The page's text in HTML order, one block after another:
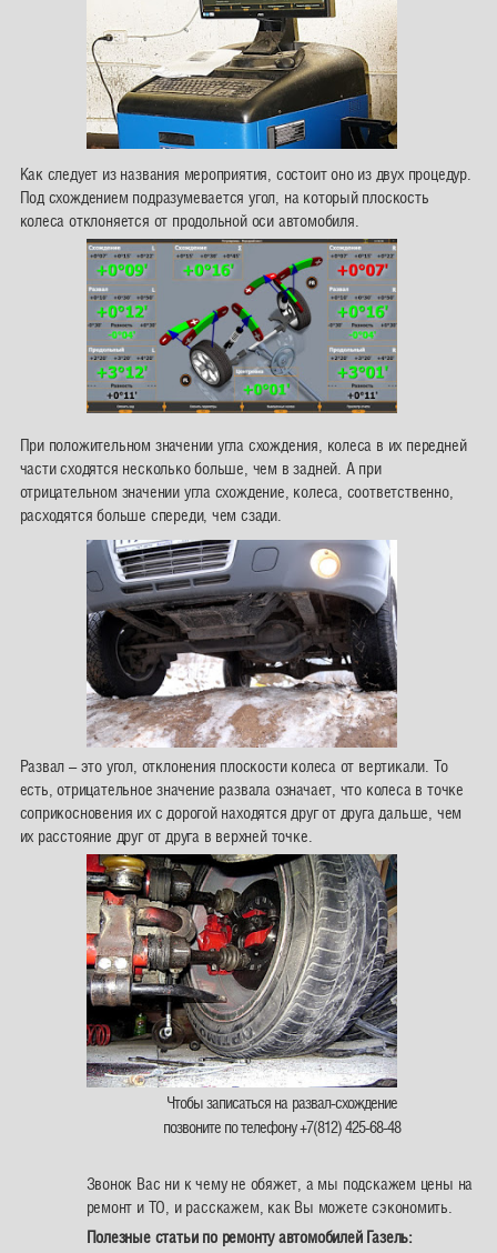
Как следует из названия мероприятия, состоит оно из двух процедур.
Под схождением подразумевается угол, на который плоскость
колеса отклоняется от продольной оси автомобиля.
При положительном значении угла схождения, колеса в их передней
части сходятся несколько больше, чем в задней. А при
отрицательном значении угла схождение, колеса, соответственно,
расходятся больше спереди, чем сзади.
Развал – это угол, отклонения плоскости колеса от вертикали. То
есть, отрицательное значение развала означает, что колеса в точке
соприкосновения их с дорогой находятся друг от друга дальше, чем
их расстояние друг от друга в верхней точке.
Чтобы записаться на развал-схождение
позвоните по телефону +7(812) 425-68-48
Звонок Вас ни к чему не обяжет, а мы подскажем цены на
ремонт и ТО, и расскажем, как Вы можете сэкономить.
Полезные статьи по ремонту автомобилей Газель: